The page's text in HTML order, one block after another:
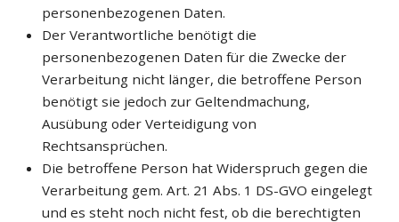
personenbezogenen Daten.
Der Verantwortliche benötigt die
personenbezogenen Daten für die Zwecke der
Verarbeitung nicht länger, die betroffene Person
benötigt sie jedoch zur Geltendmachung,
Ausübung oder Verteidigung von
Rechtsansprüchen.
Die betroffene Person hat Widerspruch gegen die
Verarbeitung gem. Art. 21 Abs. 1 DS-GVO eingelegt
und es steht noch nicht fest, ob die berechtigten